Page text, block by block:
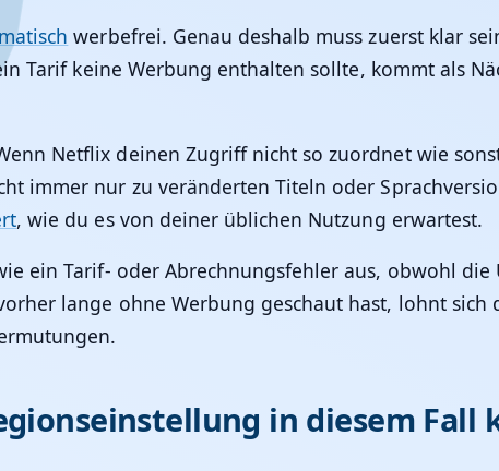
werbefrei. Genau deshalb muss zuerst klar
Tarif keine Werbung enthalten sollte, kommt als
Netflix deinen Zugriff nicht so zuordnet wie
immer nur zu veränderten Titeln oder
, wie du es von deiner üblichen Nutzung erwartest.
ein Tarif- oder Abrechnungsfehler aus, obwohl
lange ohne Werbung geschaut hast, lohnt sich
in diesem